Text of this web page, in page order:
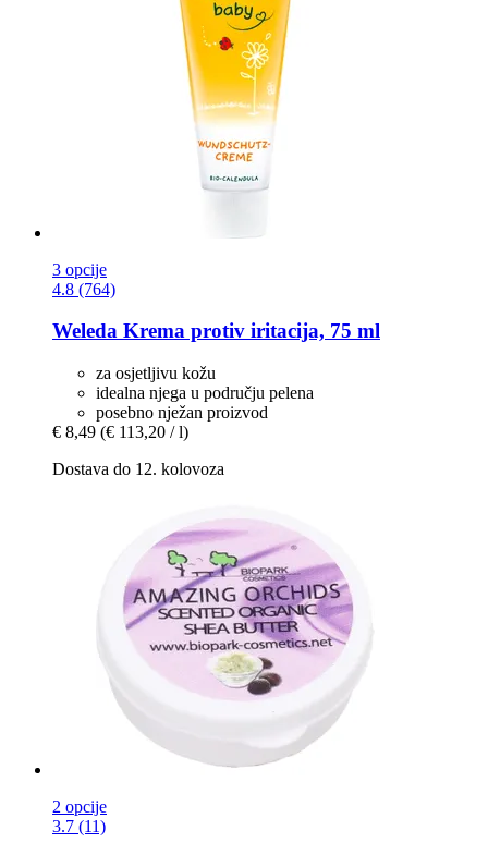
3 opcije
4.8 (764)
Weleda Krema protiv iritacija, 75 ml
za osjetljivu kožu
idealna njega u području pelena
posebno nježan proizvod
€ 8,49 (€ 113,20 / l)
Dostava do 12. kolovoza
2 opcije
3.7 (11)